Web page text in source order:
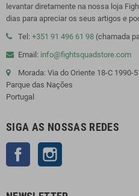
levantar diretamente na nossa loja
dias para apreciar os seus artigos e
Tel: +351 91 496 61 98 (chamada
Email: info@fightsquadstore.com
Morada: Via do Oriente 18-C 1990-
Parque das Nações
Portugal
SIGA AS NOSSAS REDES
Facebook